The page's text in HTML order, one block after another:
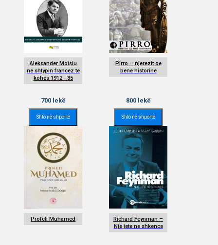
Aleksander Moisiu
ne shtypin francez te
kohes 1912 - 35
700lekë
Shto në shportë
Pirro – njerezit qe
bene historine
800lekë
Shto në shportë
Profeti Muhamed
Richard Feynman –
Nje jete ne shkence